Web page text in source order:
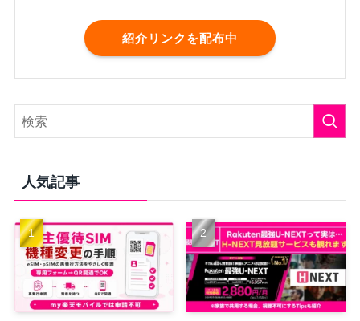
紹介リンクを配布中
人気記事